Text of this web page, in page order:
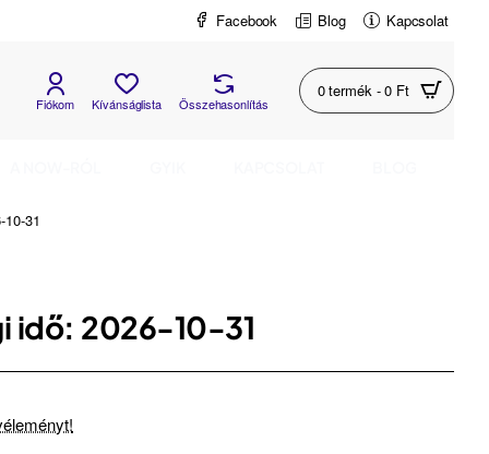
Facebook Blog Kapcsolat
Fiókom Kívánságlista Összehasonlítás
0 termék - 0 Ft
31
idő: 2026-10-31